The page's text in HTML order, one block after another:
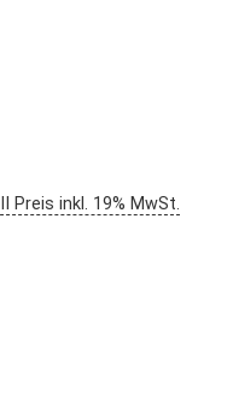
II Preis inkl. 19% MwSt.